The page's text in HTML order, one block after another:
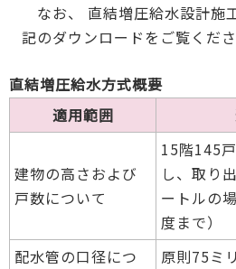
なお、 直結増圧給水設計施
記のダウンロードをご覧くださ
直結増圧給水方式概要
適用範囲
建物の高さおよび
戸数について
15階145
し、取り
ートルの
度まで）
配水管の口径につ
原則75ミ